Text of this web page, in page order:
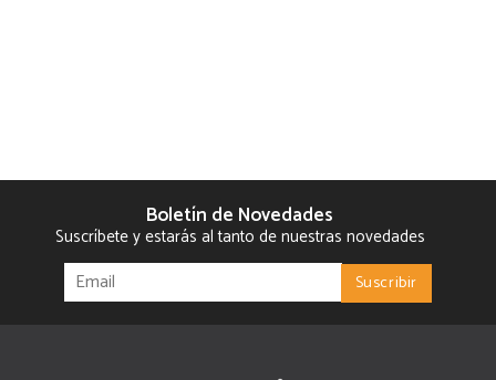
Boletín de Novedades
Suscríbete y estarás al tanto de nuestras novedades